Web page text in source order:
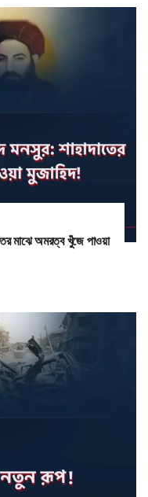
মাঝে অমরত্ব খুঁজে পাওয়া